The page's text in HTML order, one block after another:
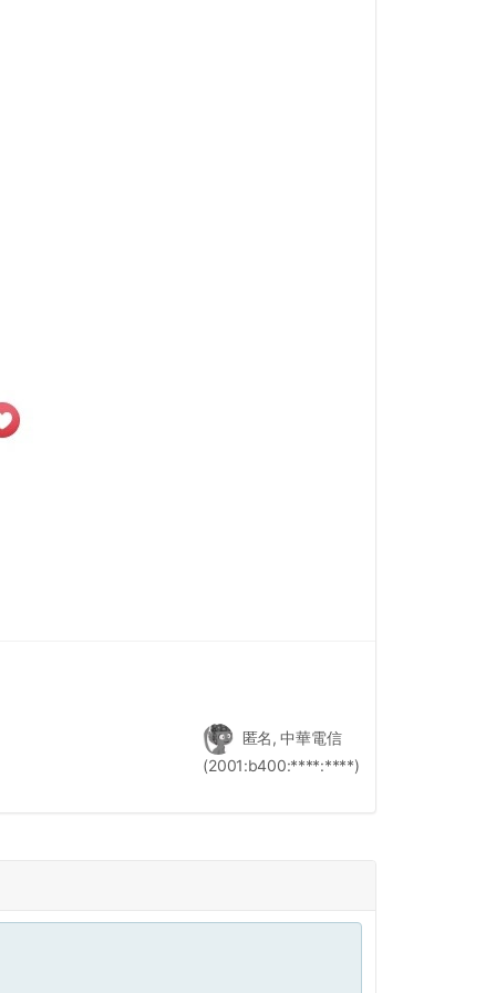
匿名, 中華電信
(2001:b400:****:****)